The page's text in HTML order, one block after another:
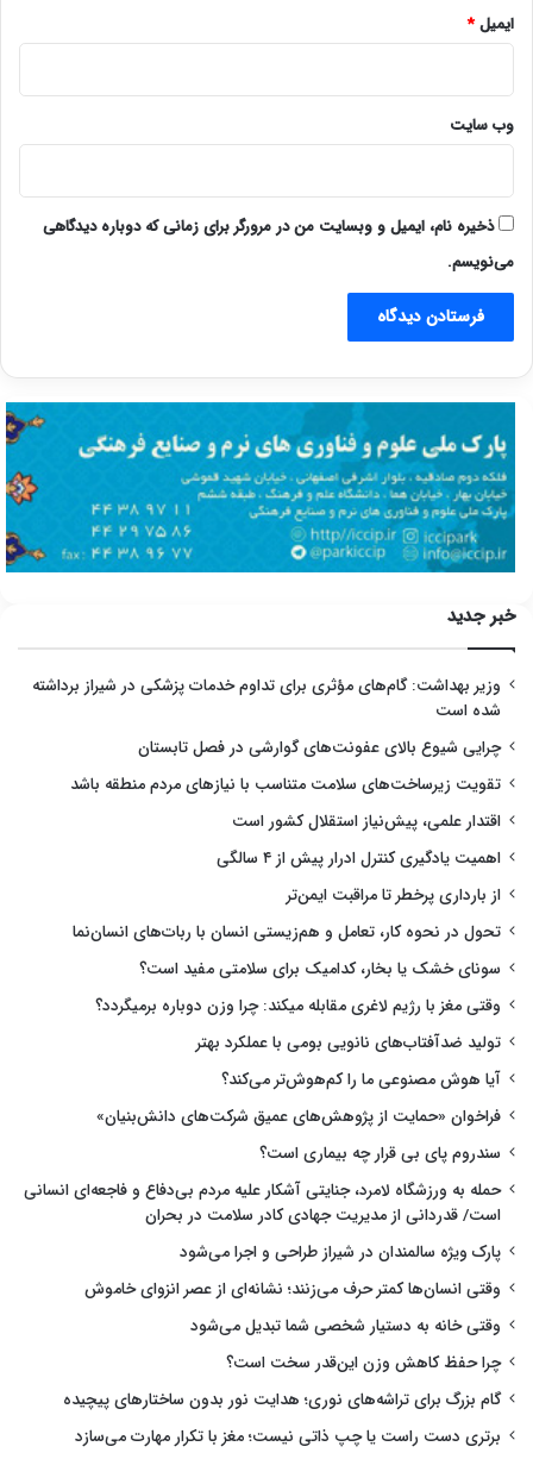
ایمیل*
وب‌ سایت
ذخیره نام، ایمیل و وبسایت من در مرورگر برای زمانی که دوباره دیدگاهی
می‌نویسم.
خبر جدید
وزیر بهداشت: گام‌های مؤثری برای تداوم خدمات پزشکی در شیراز برداشته
شده است
چرایی شیوع بالای عفونت‌های گوارشی در فصل تابستان
تقویت زیرساخت‌های سلامت متناسب با نیازهای مردم منطقه باشد
اقتدار علمی، پیش‌نیاز استقلال کشور است
اهمیت یادگیری کنترل ادرار پیش از ۴ سالگی
از بارداری پرخطر تا مراقبت ایمن‌تر
تحول در نحوه کار، تعامل و هم‌زیستی انسان با ربات‌های انسان‌نما
سونای خشک یا بخار، کدامیک برای سلامتی مفید است؟
وقتی مغز با رژیم لاغری مقابله میکند: چرا وزن دوباره برمیگردد؟
تولید ضدآفتاب‌های نانویی بومی با عملکرد بهتر
آیا هوش مصنوعی ما را کم‌هوش‌تر می‌کند؟
فراخوان «حمایت از پژوهش‌های عمیق شرکت‌های دانش‌بنیان»
سندروم پای بی قرار چه بیماری است؟
حمله به ورزشگاه لامرد، جنایتی آشکار علیه مردم بی‌دفاع و فاجعه‌ای انسانی
است/ قدردانی از مدیریت جهادی کادر سلامت در بحران
پارک ویژه سالمندان در شیراز طراحی و اجرا می‌شود
وقتی انسان‌ها کمتر حرف می‌زنند؛ نشانه‌ای از عصر انزوای خاموش
وقتی خانه به دستیار شخصی شما تبدیل می‌شود
چرا حفظ کاهش وزن این‌قدر سخت است؟
گام بزرگ برای تراشه‌های نوری؛ هدایت نور بدون ساختارهای پیچیده
برتری دست راست یا چپ ذاتی نیست؛ مغز با تکرار مهارت می‌سازد